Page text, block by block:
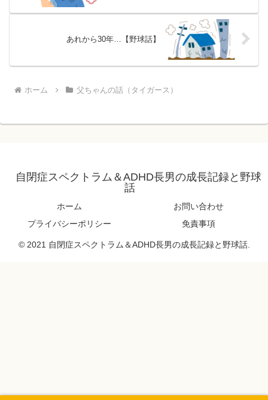
あれから30年…【野球話】
ホーム 父ちゃんの話（タイガース）
自閉症スペクトラム＆ADHD長男の成長記録と野球
話
ホーム
お問い合わせ
プライバシーポリシー
免責事項
© 2021 自閉症スペクトラム＆ADHD長男の成長記録と野球話.